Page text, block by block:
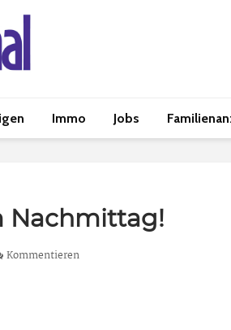
Immo Jobs
Nachmittag!
Kommentieren